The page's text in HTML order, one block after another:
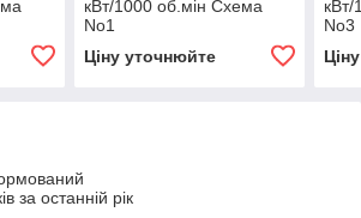
кВт/1000 об.мін Схема
No1
Ціну уточнюйте
No3
за останній рік